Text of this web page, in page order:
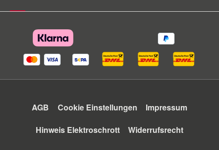
AGB Cookie Einstellungen Impressum
Hinweis Elektroschrott Widerrufsrecht